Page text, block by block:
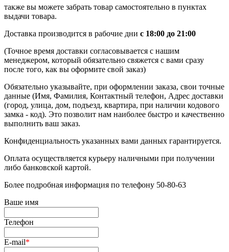
также вы можете забрать товар самостоятельно в пунктах
выдачи товара.
Доставка производится в рабочие дни с 18:00 до 21:00
(Точное время доставки согласовывается с нашим
менеджером, который обязательно свяжется с вами сразу
после того, как вы оформите свой заказ)
Обязательно указывайте, при оформлении заказа, свои точные
данные (Имя, Фамилия, Контактный телефон, Адрес доставки
(город, улица, дом, подъезд, квартира, при наличии кодового
замка - код). Это позволит нам наиболее быстро и качественно
выполнить ваш заказ.
Конфиденциальность указанных вами данных гарантируется.
Оплата осуществляется курьеру наличными при получении
либо банковской картой.
Более подробная информация по телефону 50-80-63
Ваше имя
Телефон
E-mail*